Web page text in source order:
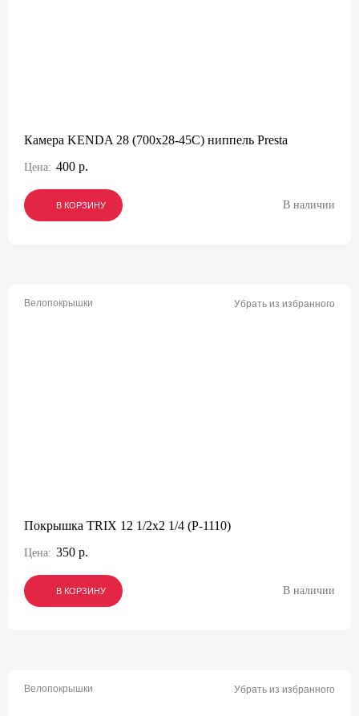
Камера KENDA 28 (700x28-45C) ниппель Presta
Цена: 400 р.
В КОРЗИНУ
В КОРЗИНУ
В КОРЗИНУ В наличии
Велопокрышки Убрать из избранного
Покрышка TRIX 12 1/2x2 1/4 (P-1110)
Цена: 350 р.
В КОРЗИНУ
В КОРЗИНУ
В КОРЗИНУ В наличии
Велопокрышки Убрать из избранного